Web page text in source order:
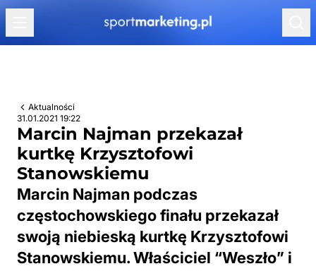
Przejdź do treści
Aktualności
31.01.2021 19:22
Marcin Najman przekazał
kurtkę Krzysztofowi
Stanowskiemu
Marcin Najman podczas
częstochowskiego finału przekazał
swoją niebieską kurtkę Krzysztofowi
Stanowskiemu. Właściciel “Weszło” i